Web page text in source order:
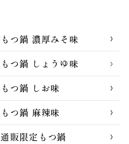
もつ鍋 濃厚みそ味
もつ鍋 しょうゆ味
もつ鍋 しお味
もつ鍋 麻辣味
通販限定もつ鍋